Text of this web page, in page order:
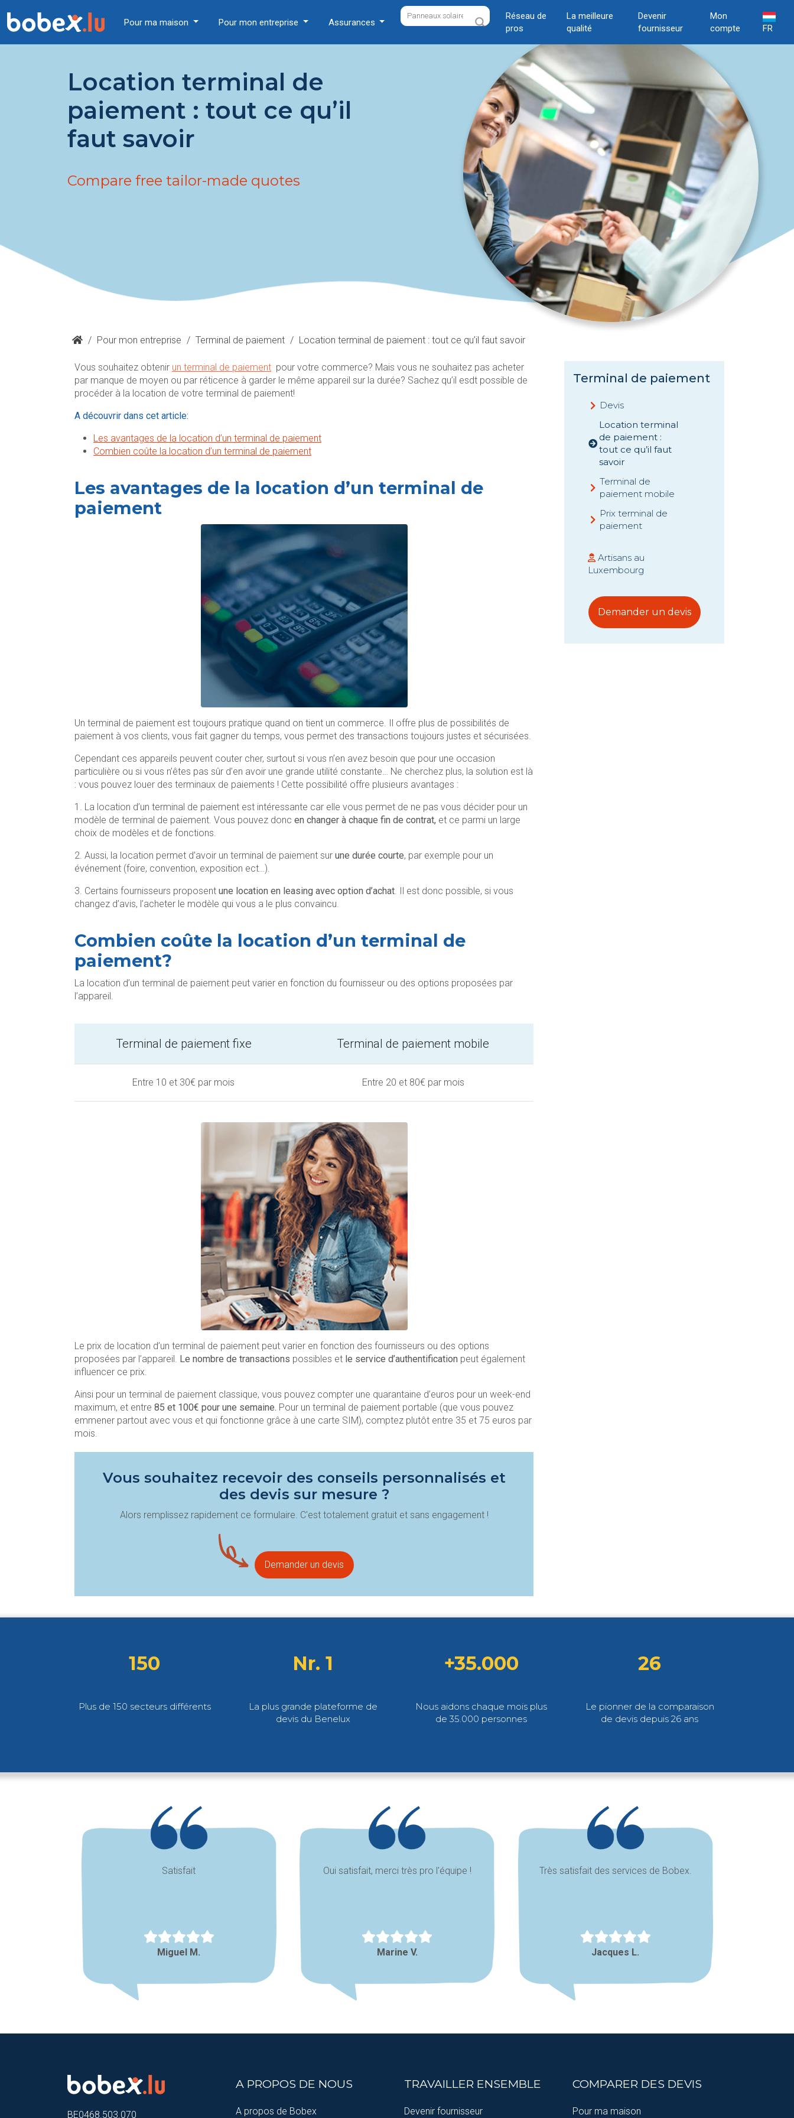
Pour ma maison Pour mon entreprise Assurances
Réseau de
pros
La meilleure
qualité
Devenir
fournisseur
Mon
compte
FR
Location terminal de
paiement : tout ce qu’il
faut savoir
Compare free tailor-made quotes
/ Pour mon entreprise / Terminal de paiement / Location terminal de paiement : tout ce qu’il faut savoir
Vous souhaitez obtenir un terminal de paiement pour votre commerce? Mais vous ne souhaitez pas acheter
par manque de moyen ou par réticence à garder le même appareil sur la durée? Sachez qu’il esdt possible de
procéder à la location de votre terminal de paiement!
A découvrir dans cet article:
Les avantages de la location d’un terminal de paiement
Combien coûte la location d’un terminal de paiement
Les avantages de la location d’un terminal de
paiement
Un terminal de paiement est toujours pratique quand on tient un commerce. Il offre plus de possibilités de
paiement à vos clients, vous fait gagner du temps, vous permet des transactions toujours justes et sécurisées.
Cependant ces appareils peuvent couter cher, surtout si vous n’en avez besoin que pour une occasion
particulière ou si vous n’êtes pas sûr d’en avoir une grande utilité constante… Ne cherchez plus, la solution est là
: vous pouvez louer des terminaux de paiements ! Cette possibilité offre plusieurs avantages :
1. La location d’un terminal de paiement est intéressante car elle vous permet de ne pas vous décider pour un
modèle de terminal de paiement. Vous pouvez donc en changer à chaque fin de contrat, et ce parmi un large
choix de modèles et de fonctions.
2. Aussi, la location permet d’avoir un terminal de paiement sur une durée courte, par exemple pour un
événement (foire, convention, exposition ect…).
3. Certains fournisseurs proposent une location en leasing avec option d’achat. Il est donc possible, si vous
changez d’avis, l’acheter le modèle qui vous a le plus convaincu.
Combien coûte la location d’un terminal de
paiement?
La location d’un terminal de paiement peut varier en fonction du fournisseur ou des options proposées par
l’appareil.
Terminal de paiement fixe Terminal de paiement mobile
Entre 10 et 30€ par mois Entre 20 et 80€ par mois
Le prix de location d’un terminal de paiement peut varier en fonction des fournisseurs ou des options
proposées par l’appareil. Le nombre de transactions possibles et le service d’authentification peut également
influencer ce prix.
Ainsi pour un terminal de paiement classique, vous pouvez compter une quarantaine d’euros pour un week-end
maximum, et entre 85 et 100€ pour une semaine. Pour un terminal de paiement portable (que vous pouvez
emmener partout avec vous et qui fonctionne grâce à une carte SIM), comptez plutôt entre 35 et 75 euros par
mois.
Vous souhaitez recevoir des conseils personnalisés et
des devis sur mesure ?
Alors remplissez rapidement ce formulaire. C'est totalement gratuit et sans engagement !
Demander un devis
Terminal de paiement
Devis
Location terminal
de paiement :
tout ce qu’il faut
savoir
Terminal de
paiement mobile
Prix terminal de
paiement
Artisans au
Luxembourg
Demander un devis
150
Plus de 150 secteurs différents
Nr. 1
La plus grande plateforme de
devis du Benelux
+35.000
Nous aidons chaque mois plus
de 35.000 personnes
26
Le pionner de la comparaison
de devis depuis 26 ans
Satisfait
Miguel M.
Oui satisfait, merci très pro l'équipe !
Marine V.
Très satisfait des services de Bobex.
Jacques L.
BE0468.503.070
A PROPOS DE NOUS
A propos de Bobex
TRAVAILLER ENSEMBLE
Devenir fournisseur
COMPARER DES DEVIS
Pour ma maison